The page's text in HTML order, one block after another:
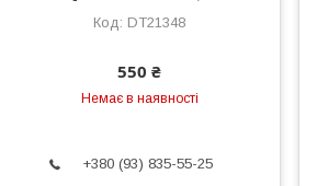
DT21348
550 ₴
Немає в наявності
+380 (93) 835-55-25